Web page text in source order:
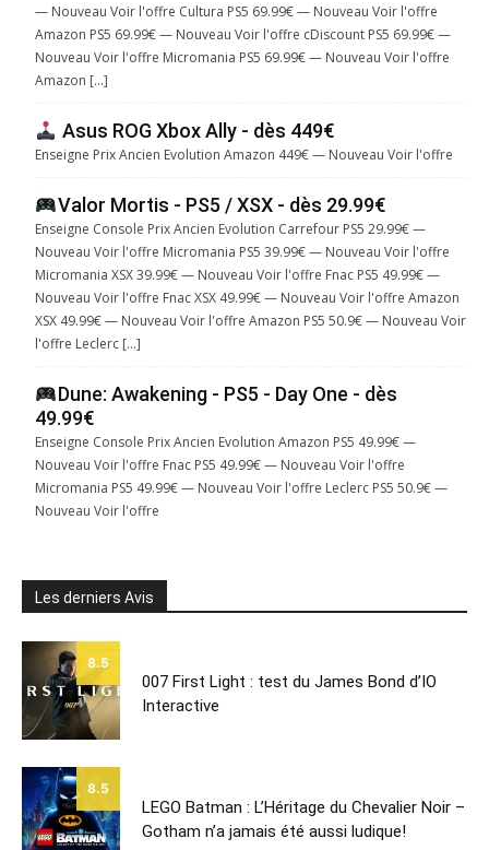
— Nouveau Voir l'offre Cultura PS5 69.99€ — Nouveau Voir l'offre
Amazon PS5 69.99€ — Nouveau Voir l'offre cDiscount PS5 69.99€ —
Nouveau Voir l'offre Micromania PS5 69.99€ — Nouveau Voir l'offre
Amazon […]
Asus ROG Xbox Ally - dès 449€
Enseigne Prix Ancien Evolution Amazon 449€ — Nouveau Voir l'offre
Valor Mortis - PS5 / XSX - dès 29.99€
Enseigne Console Prix Ancien Evolution Carrefour PS5 29.99€ —
Nouveau Voir l'offre Micromania PS5 39.99€ — Nouveau Voir l'offre
Micromania XSX 39.99€ — Nouveau Voir l'offre Fnac PS5 49.99€ —
Nouveau Voir l'offre Fnac XSX 49.99€ — Nouveau Voir l'offre Amazon
XSX 49.99€ — Nouveau Voir l'offre Amazon PS5 50.9€ — Nouveau Voir
l'offre Leclerc […]
Dune: Awakening - PS5 - Day One - dès
49.99€
Enseigne Console Prix Ancien Evolution Amazon PS5 49.99€ —
Nouveau Voir l'offre Fnac PS5 49.99€ — Nouveau Voir l'offre
Micromania PS5 49.99€ — Nouveau Voir l'offre Leclerc PS5 50.9€ —
Nouveau Voir l'offre
Les derniers Avis
8.5
007 First Light : test du James Bond d’IO
Interactive
8.5
LEGO Batman : L’Héritage du Chevalier Noir –
Gotham n’a jamais été aussi ludique!